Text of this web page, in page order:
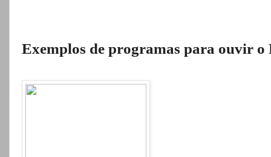
Exemplos de programas para ouvir o